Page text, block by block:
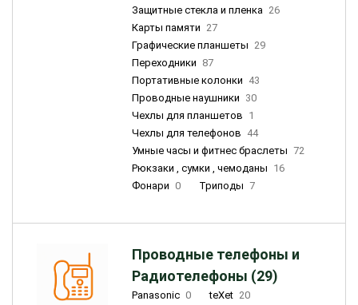
Защитные стекла и пленка 26
Карты памяти 27
Графические планшеты 29
Переходники 87
Портативные колонки 43
Проводные наушники 30
Чехлы для планшетов 1
Чехлы для телефонов 44
Умные часы и фитнес браслеты 72
Рюкзаки , сумки , чемоданы 16
Фонари 0 Триподы 7
Проводные телефоны и
Радиотелефоны (29)
Panasonic 0 teXet 20